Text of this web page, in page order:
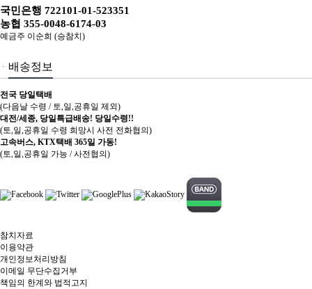
국민은행 722101-01-523351
농협 355-0048-6174-03
예금주 이순희 (승참치)
+ 배송정보
전국 당일택배
(다음날 수령 / 토,일,공휴일 제외)
대전/세종, 당일특급배송! 당일수령!!
(토,일,공휴일 수령 희망시 사전 전화협의)
고속버스, KTX택배 365일 가동!
(토,일,공휴일 가능 / 사전협의)
참치자료
이용약관
개인정보처리방침
이메일 무단수집거부
책임의 한계와 법적고지